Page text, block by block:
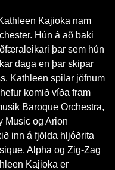
Kajioka nam
Hún á að baki
þar sem hún
daga en þar skipar
Kathleen spilar jöfnum
komið víða fram
Baroque Orchestra,
Music og Arion
inn á fjölda hljóðrita
Alpha og Zig-Zag
Kajioka er